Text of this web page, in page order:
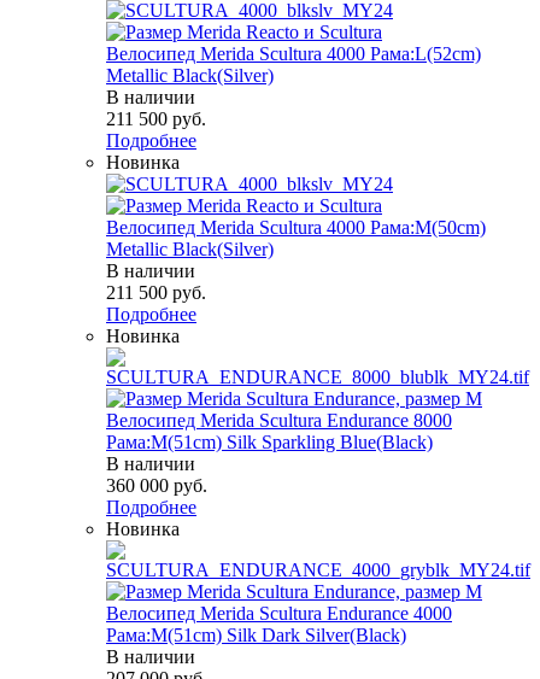
Велосипед Merida Scultura 4000 Рама:L(52cm)
Metallic Black(Silver)
В наличии
211 500 руб.
Подробнее
Новинка
Велосипед Merida Scultura 4000 Рама:M(50cm)
Metallic Black(Silver)
В наличии
211 500 руб.
Подробнее
Новинка
Велосипед Merida Scultura Endurance 8000
Рама:M(51cm) Silk Sparkling Blue(Black)
В наличии
360 000 руб.
Подробнее
Новинка
Велосипед Merida Scultura Endurance 4000
Рама:M(51cm) Silk Dark Silver(Black)
В наличии